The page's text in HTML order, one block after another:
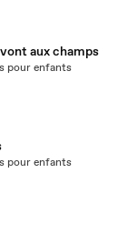
aux champs
pour enfants
pour enfants